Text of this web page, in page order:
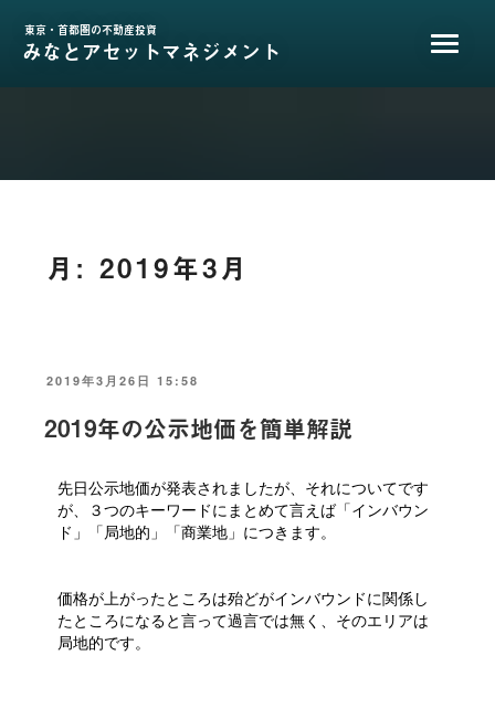
ッ
東京・首都圏の不動産投資
みなとアセットマネジメント
月:2019年3月
投
2019年3月26日 15:58
2019年の公示地価を簡単解説
先日公示地価が発表されましたが、それについてです
が、３つのキーワードにまとめて言えば「インバウン
ド」「局地的」「商業地」につきます。
価格が上がったところは殆どがインバウンドに関係し
たところになると言って過言では無く、そのエリアは
局地的です。